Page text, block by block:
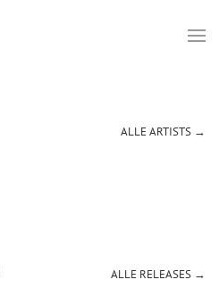
ALLE ARTISTS →
ALLE RELEASES →